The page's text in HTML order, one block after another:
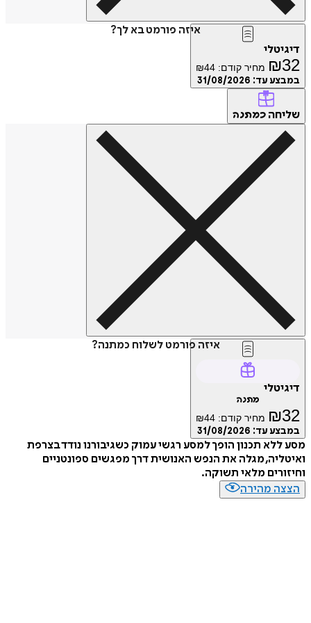
איזה פורמט בא לך?
₪ מחיר קודם: ₪44
עד:31/08/2026
כמתנה
איזה פורמט לשלוח כמתנה?
₪ מחיר קודם: ₪44
עד:31/08/2026
תכנון הופך למסע רגשי עמוק כשגיבורנו נודד בצרפת
מגלה את הנפש האנושית דרך מפגשים ספונטניים
מלאי תשוקה.
מהירה